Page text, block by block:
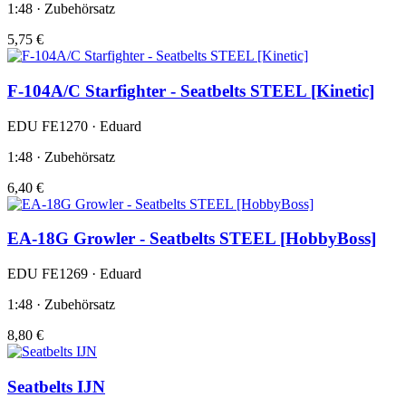
1:48 · Zubehörsatz
5,75 €
F-104A/C Starfighter - Seatbelts STEEL [Kinetic]
EDU FE1270 · Eduard
1:48 · Zubehörsatz
6,40 €
EA-18G Growler - Seatbelts STEEL [HobbyBoss]
EDU FE1269 · Eduard
1:48 · Zubehörsatz
8,80 €
Seatbelts IJN